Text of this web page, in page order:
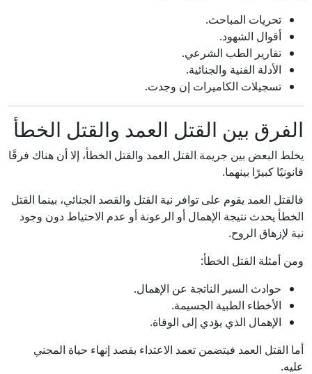
تحريات المباحث.
أقوال الشهود.
تقارير الطب الشرعي.
الأدلة الفنية والجنائية.
تسجيلات الكاميرات إن وجدت.
الفرق بين القتل العمد والقتل الخطأ
يخلط البعض بين جريمة القتل العمد والقتل الخطأ، إلا أن هناك فرقًا
قانونيًا كبيرًا بينهما.
فالقتل العمد يقوم على توافر نية القتل والقصد الجنائي، بينما القتل
الخطأ يحدث نتيجة الإهمال أو الرعونة أو عدم الاحتياط دون وجود
نية لإزهاق الروح.
ومن أمثلة القتل الخطأ:
حوادث السير الناتجة عن الإهمال.
الأخطاء الطبية الجسيمة.
الإهمال الذي يؤدي إلى الوفاة.
أما القتل العمد فيتضمن تعمد الاعتداء بقصد إنهاء حياة المجني
عليه.